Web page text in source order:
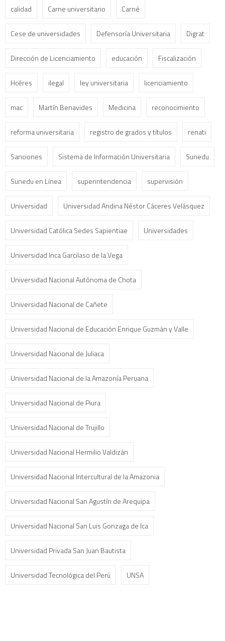
calidad Carne universitario Carné
Cese de universidades Defensoría Universitaria Digrat
Dirección de Licenciamiento educación Fiscalización
Hcéres ilegal ley universitaria licenciamiento
mac Martín Benavides Medicina reconocimiento
reforma universitaria registro de grados y títulos renati
Sanciones Sistema de Información Universitaria Sunedu
Sunedu en Línea superintendencia supervisión
Universidad Universidad Andina Néstor Cáceres Velásquez
Universidad Católica Sedes Sapientiae Universidades
Universidad Inca Garcilaso de la Vega
Universidad Nacional Autónoma de Chota
Universidad Nacional de Cañete
Universidad Nacional de Educación Enrique Guzmán y Valle
Universidad Nacional de Juliaca
Universidad Nacional de la Amazonía Peruana
Universidad Nacional de Piura
Universidad Nacional de Trujillo
Universidad Nacional Hermilio Valdizán
Universidad Nacional Intercultural de la Amazonia
Universidad Nacional San Agustín de Arequipa
Universidad Nacional San Luis Gonzaga de Ica
Universidad Privada San Juan Bautista
Universidad Tecnológica del Perú UNSA